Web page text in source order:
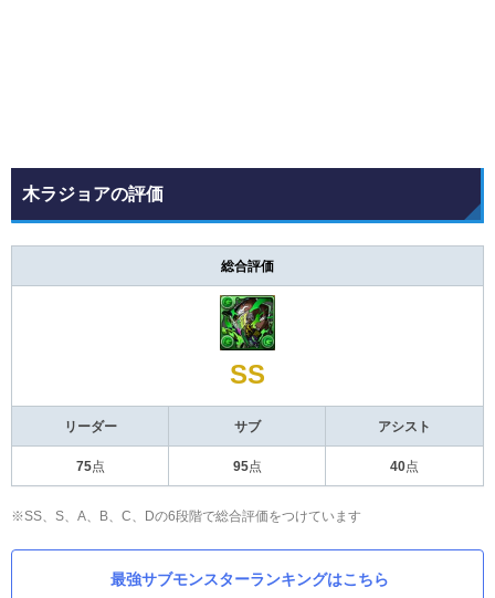
木ラジョアの評価
総合評価
SS
リーダー サブ アシスト
75点 95点 40点
※SS、S、A、B、C、Dの6段階で総合評価をつけています
最強サブモンスターランキングはこちら